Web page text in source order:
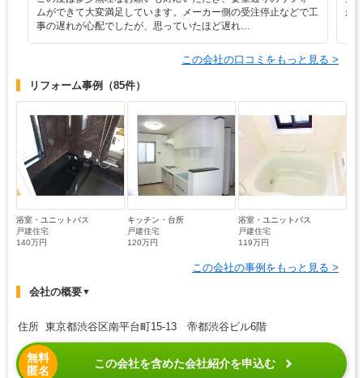
ムができて大変満足しています。メーカー側の受注停止などで工
事の遅れが心配でしたが、思っていたほど遅れ…
か
この会社の口コミをもっと見る >
リフォーム事例 （85件）
浴室・ユニットバス
戸建住宅
140万円
キッチン・台所
戸建住宅
120万円
浴室・ユニットバス
戸建住宅
119万円
この会社の事例をもっと見る >
会社の概要▼
住所 東京都渋谷区南平台町15-13 帝都渋谷ビル6階
無料
匿名
この会社を含めた会社紹介を申込む